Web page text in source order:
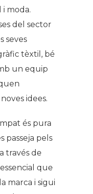
i moda.
del sector
seves
tèxtil, bé
un equip
idees.
és pura
passeja pels
través de
que
marca i sigui